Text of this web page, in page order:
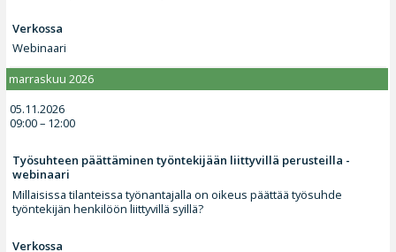
Verkossa
Webinaari
marraskuu 2026
05.11.2026
09:00 – 12:00
Työsuhteen päättäminen työntekijään liittyvillä perusteilla -
webinaari
Millaisissa tilanteissa työnantajalla on oikeus päättää työsuhde
työntekijän henkilöön liittyvillä syillä?
Verkossa